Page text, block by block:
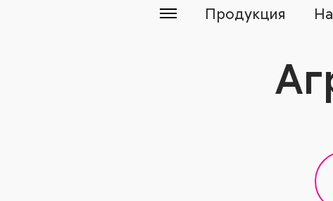
Продукция